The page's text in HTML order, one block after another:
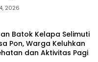
2026
Batok Kelapa Selimuti
Pon, Warga Keluhkan
dan Aktivitas Pagi